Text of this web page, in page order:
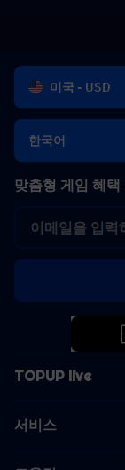
미국 - USD
한국어
TOPUP live
서비스
맞춤형 게임 혜택